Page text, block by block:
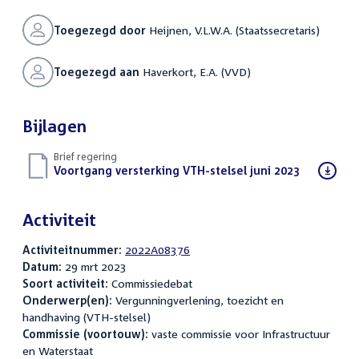
Toegezegd doorHeijnen, V.L.W.A. (Staatssecretaris)
Toegezegd aan Haverkort, E.A. (VVD)
Bijlagen
Brief regering
Download
Voortgang versterking VTH-stelsel juni 2023 (PDF)
Activiteit
Activiteitnummer: 2022A08376
Datum: 29 mrt 2023
Soort activiteit: Commissiedebat
Onderwerp(en): Vergunningverlening, toezicht en
handhaving (VTH-stelsel)
Commissie (voortouw): vaste commissie voor Infrastructuur
en Waterstaat